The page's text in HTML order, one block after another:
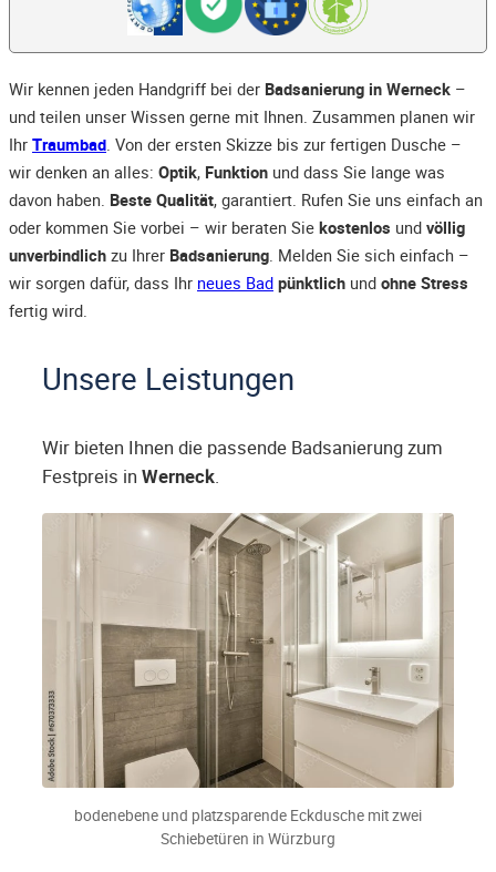
Wir kennen jeden Handgriff bei der Badsanierung in Werneck –
und teilen unser Wissen gerne mit Ihnen. Zusammen planen wir
Ihr Traumbad. Von der ersten Skizze bis zur fertigen Dusche –
wir denken an alles: Optik, Funktion und dass Sie lange was
davon haben. Beste Qualität, garantiert. Rufen Sie uns einfach an
oder kommen Sie vorbei – wir beraten Sie kostenlos und völlig
unverbindlich zu Ihrer Badsanierung. Melden Sie sich einfach –
wir sorgen dafür, dass Ihr neues Bad pünktlich und ohne Stress
fertig wird.
Unsere Leistungen
Wir bieten Ihnen die passende Badsanierung zum
Festpreis in Werneck.
bodenebene und platzsparende Eckdusche mit zwei
Schiebetüren in Würzburg